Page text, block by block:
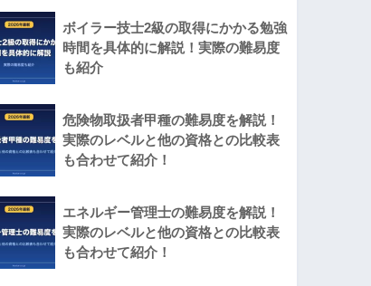
ボイラー技士2級の取得にかかる勉強
時間を具体的に解説！実際の難易度
も紹介
危険物取扱者甲種の難易度を解説！
実際のレベルと他の資格との比較表
も合わせて紹介！
エネルギー管理士の難易度を解説！
実際のレベルと他の資格との比較表
も合わせて紹介！